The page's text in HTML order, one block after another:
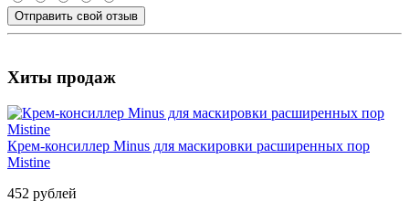
Отправить свой отзыв
Хиты продаж
Крем-консиллер Minus для маскировки расширенных пор
Mistine
452 рублей